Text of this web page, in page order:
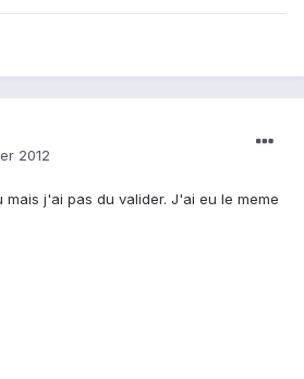
2012
j'ai pas du valider. J'ai eu le meme